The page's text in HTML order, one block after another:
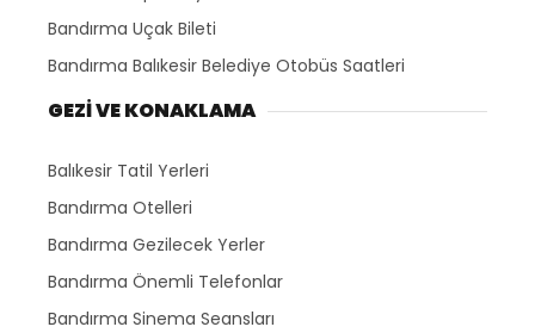
Bandırma Uçak Bileti
Bandırma Balıkesir Belediye Otobüs Saatleri
GEZİ VE KONAKLAMA
Balıkesir Tatil Yerleri
Bandırma Otelleri
Bandırma Gezilecek Yerler
Bandırma Önemli Telefonlar
Bandırma Sinema Seansları